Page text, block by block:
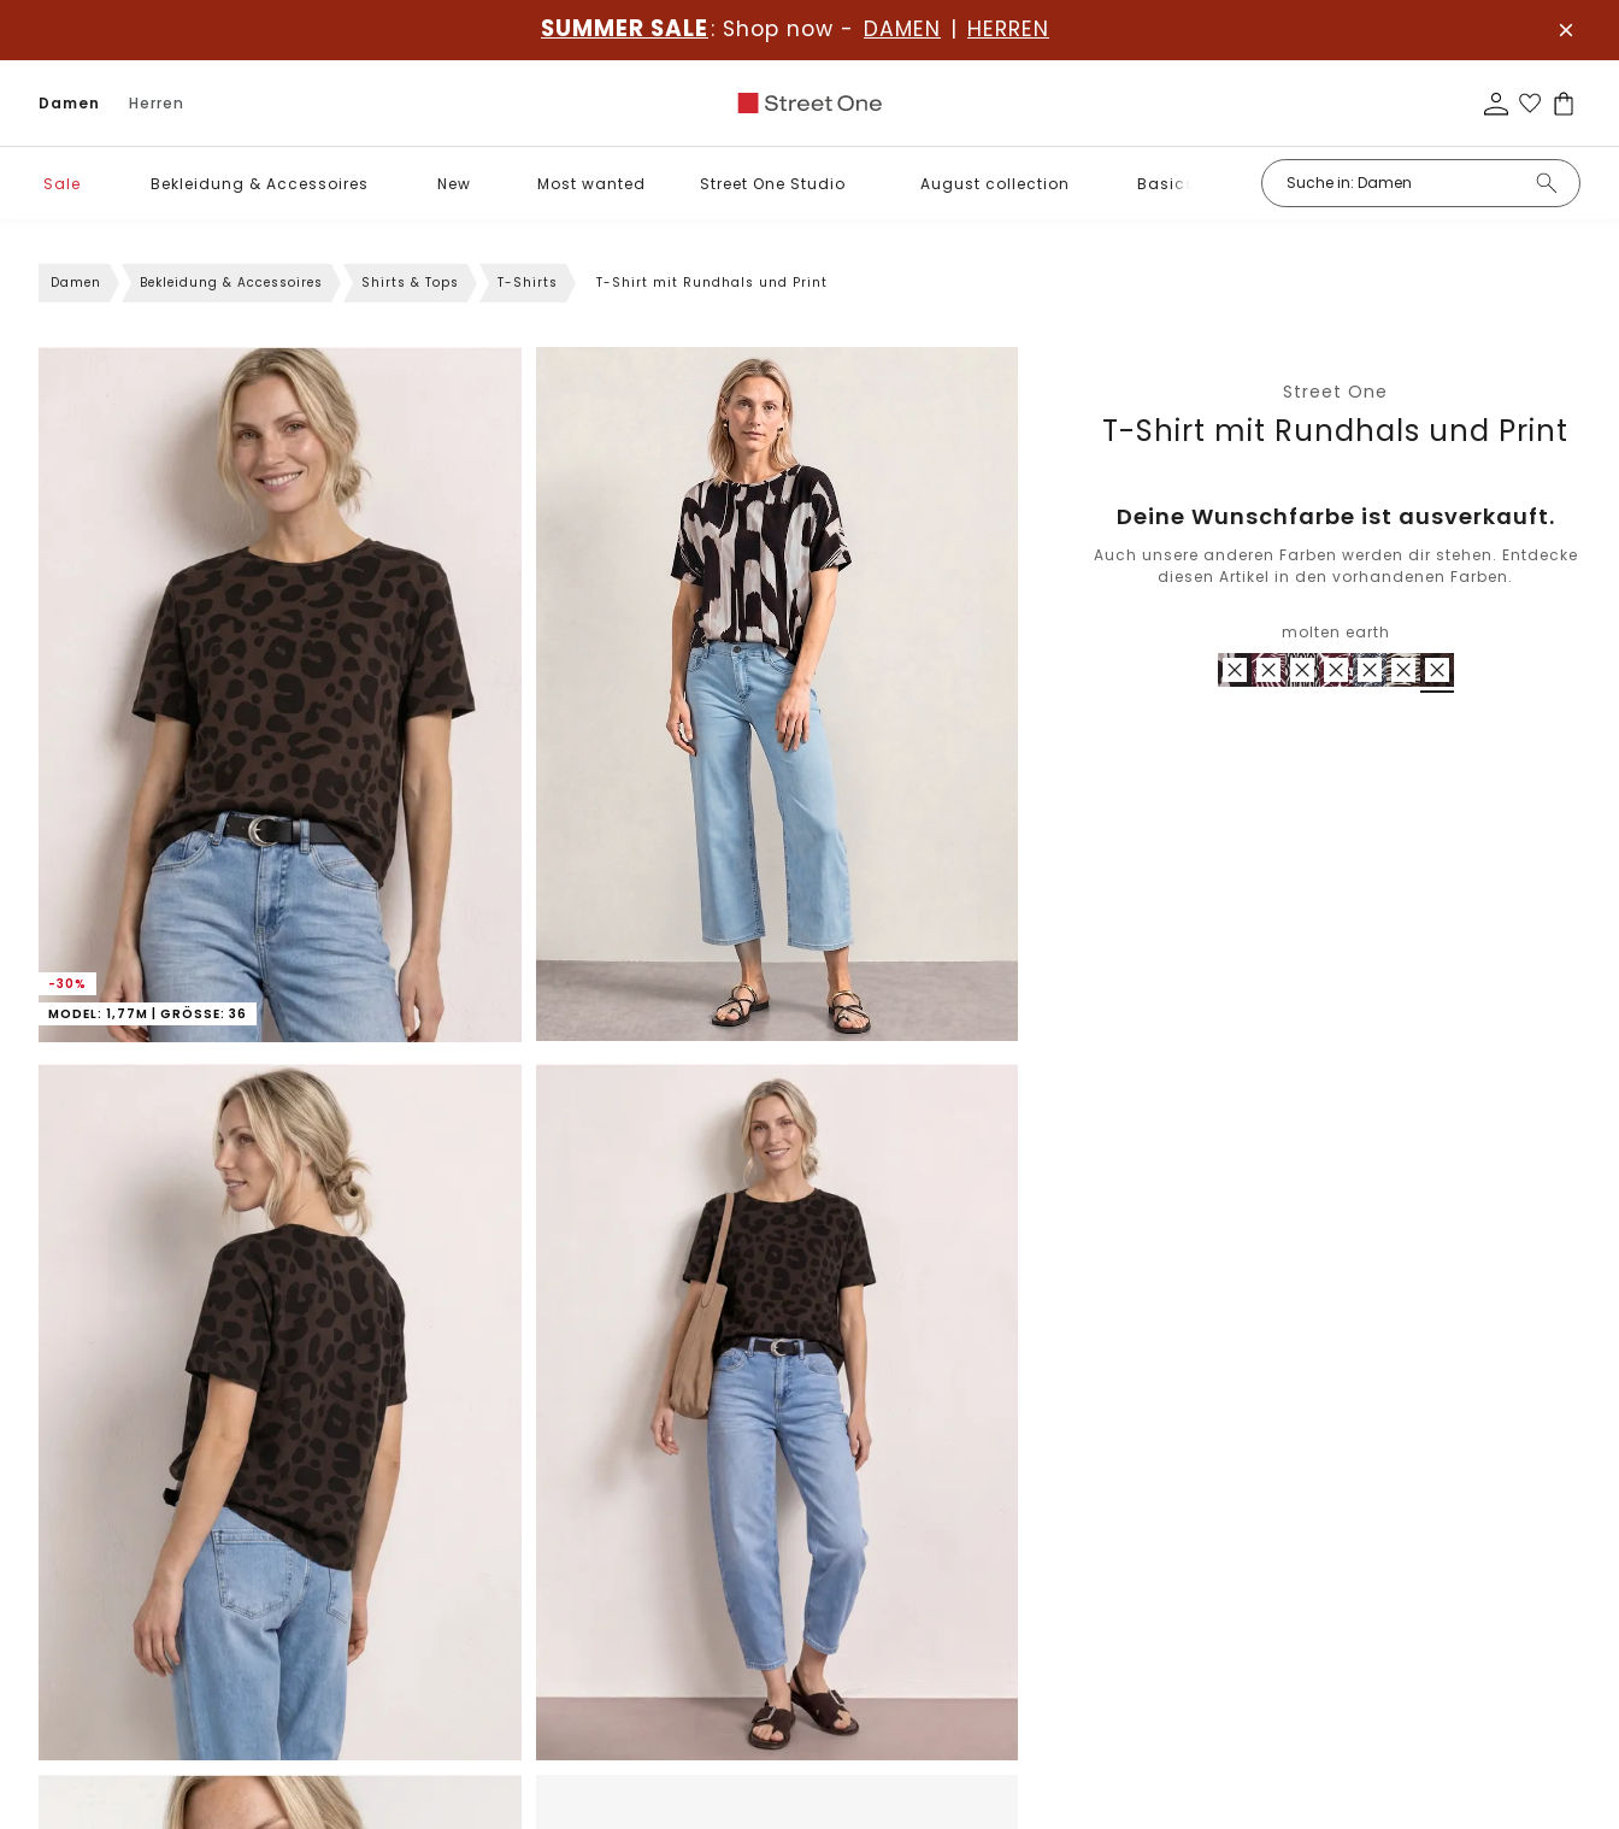
SUMMER SALE : Shop now - DAMEN | HERREN
Damen Herren
Sale Bekleidung & Accessoires New Most wanted Street One Studio August collection Basics
Damen Bekleidung & Accessoires Shirts & Tops T-Shirts T-Shirt mit Rundhals und Print
-30%
MODEL: 1,77M | GRÖSSE: 36
Street One
T-Shirt mit Rundhals und Print
Deine Wunschfarbe ist ausverkauft.
Auch unsere anderen Farben werden dir stehen. Entdecke
diesen Artikel in den vorhandenen Farben.
molten earth